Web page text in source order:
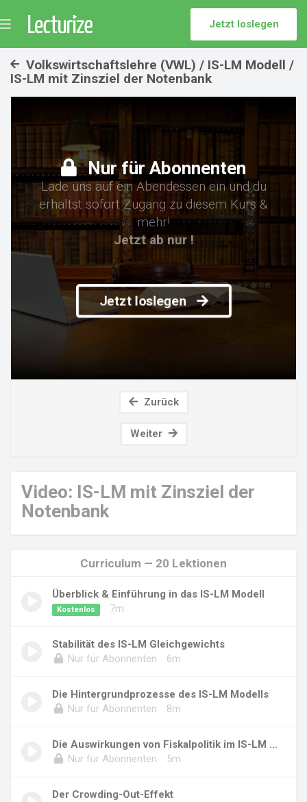
Jetzt loslegen
Volkswirtschaftslehre (VWL) / IS-LM Modell /
IS-LM mit Zinsziel der Notenbank
Nur für Abonnenten
Lade uns auf ein Abendessen ein und du
erhältst sofort Zugang zu diesem Kurs &
mehr!
Jetzt ab nur !
Jetzt loslegen
Zurück
Weiter
Video: IS-LM mit Zinsziel der
Notenbank
Curriculum — 20 Lektionen
Überblick & Einführung in das IS-LM Modell
Kostenlos 7m
Stabilität des IS-LM Gleichgewichts
Nur für Abonnenten
6m
Die Hintergrundprozesse des IS-LM Modells
Nur für Abonnenten
8m
Die Auswirkungen von Fiskalpolitik im IS-LM M...
Nur für Abonnenten
5m
Der Crowding-Out-Effekt